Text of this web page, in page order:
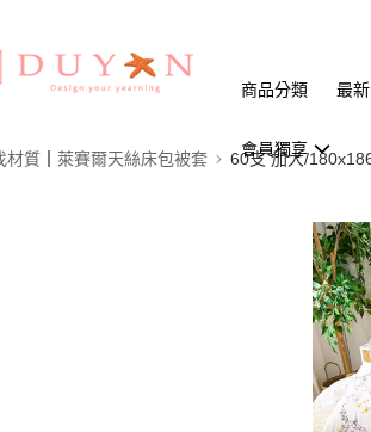
商品分類 最
會員獨享
材質┃萊賽爾天絲床包被套 60支 加大/